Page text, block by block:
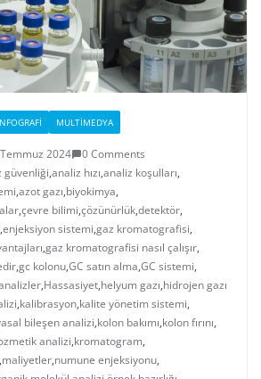
MULTIMEDYA
2024
0 Comments
güvenliği,analiz hızı,analiz koşulları,
,azot gazı,biyokimya,
,çevre bilimi,çözünürlük,detektör,
,enjeksiyon sistemi,gaz kromatografisi,
,gaz kromatografisi nasıl çalışır,
,gc kolonu,GC satın alma,GC sistemi,
,Hassasiyet,helyum gazı,hidrojen gazı
,kalibrasyon,kalite yönetim sistemi,
bileşen analizi,kolon bakımı,kolon fırını,
analizi,kromatogram,
,maliyetler,numune enjeksiyonu,